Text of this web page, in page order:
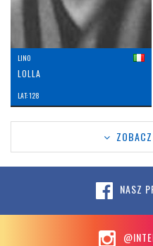
LINO
LOLLA
LAT: 128
NASZ